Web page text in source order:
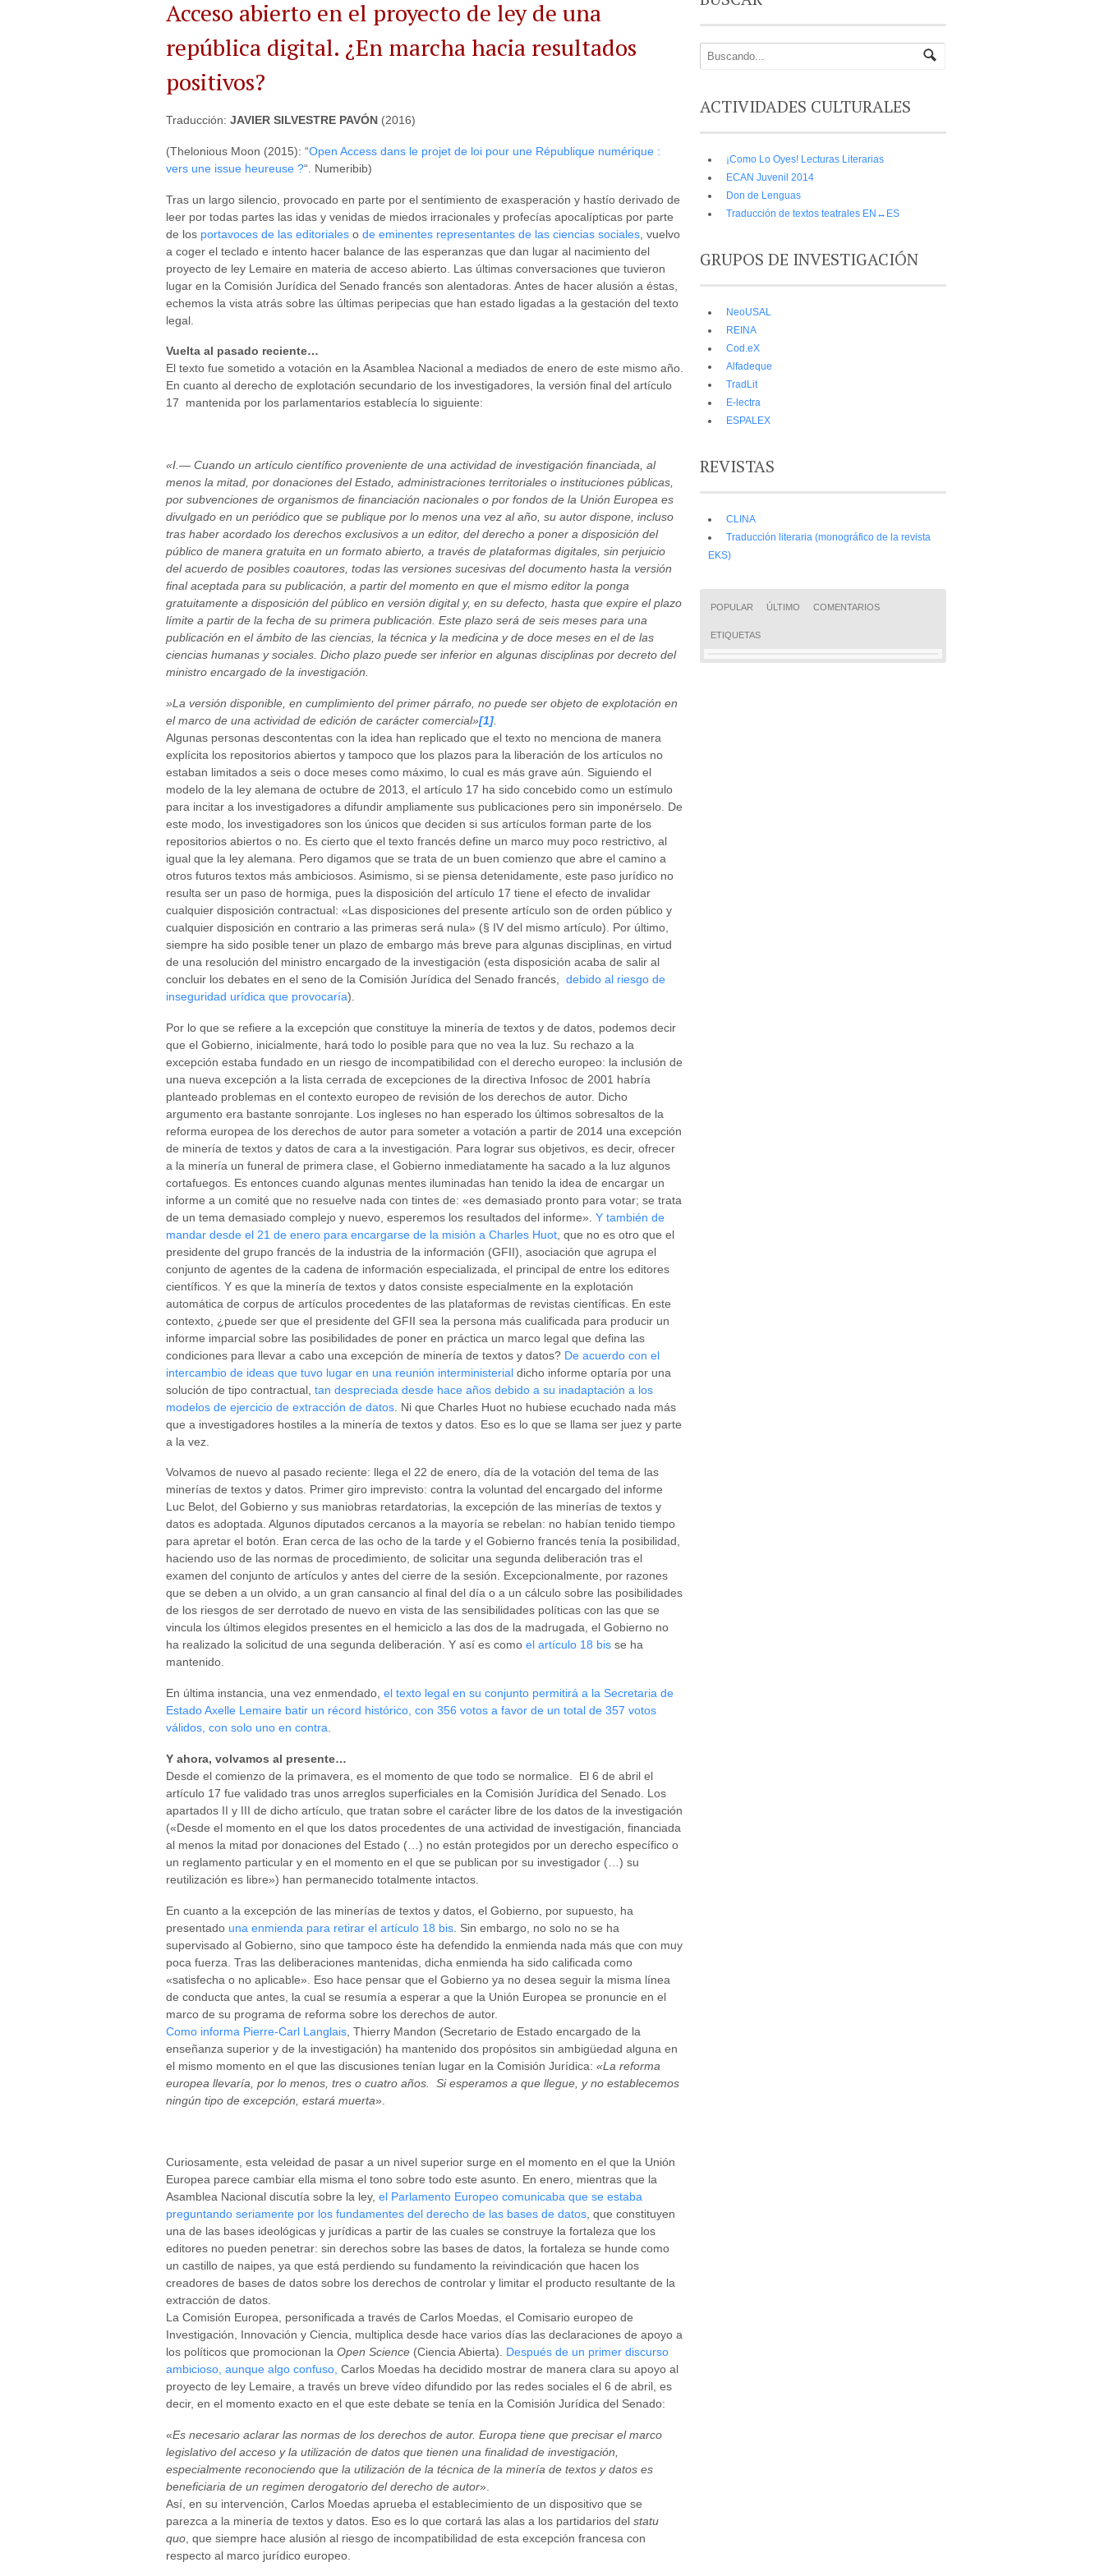
Acceso abierto en el proyecto de ley de una
república digital. ¿En marcha hacia resultados
positivos?
Traducción: JAVIER SILVESTRE PAVÓN (2016)
(Thelonious Moon (2015): “Open Access dans le projet de loi pour une République numérique :
vers une issue heureuse ?“. Numeribib)
Tras un largo silencio, provocado en parte por el sentimiento de exasperación y hastío derivado de
leer por todas partes las idas y venidas de miedos irracionales y profecías apocalípticas por parte
de los portavoces de las editoriales o de eminentes representantes de las ciencias sociales , vuelvo
a coger el teclado e intento hacer balance de las esperanzas que dan lugar al nacimiento del
proyecto de ley Lemaire en materia de acceso abierto. Las últimas conversaciones que tuvieron
lugar en la Comisión Jurídica del Senado francés son alentadoras. Antes de hacer alusión a éstas,
echemos la vista atrás sobre las últimas peripecias que han estado ligadas a la gestación del texto
legal.
Vuelta al pasado reciente…
El texto fue sometido a votación en la Asamblea Nacional a mediados de enero de este mismo año.
En cuanto al derecho de explotación secundario de los investigadores, la versión final del artículo
17 mantenida por los parlamentarios establecía lo siguiente:
«I.— Cuando un artículo científico proveniente de una actividad de investigación financiada, al
menos la mitad, por donaciones del Estado, administraciones territoriales o instituciones públicas,
por subvenciones de organismos de financiación nacionales o por fondos de la Unión Europea es
divulgado en un periódico que se publique por lo menos una vez al año, su autor dispone, incluso
tras haber acordado los derechos exclusivos a un editor, del derecho a poner a disposición del
público de manera gratuita en un formato abierto, a través de plataformas digitales, sin perjuicio
del acuerdo de posibles coautores, todas las versiones sucesivas del documento hasta la versión
final aceptada para su publicación, a partir del momento en que el mismo editor la ponga
gratuitamente a disposición del público en versión digital y, en su defecto, hasta que expire el plazo
límite a partir de la fecha de su primera publicación. Este plazo será de seis meses para una
publicación en el ámbito de las ciencias, la técnica y la medicina y de doce meses en el de las
ciencias humanas y sociales. Dicho plazo puede ser inferior en algunas disciplinas por decreto del
ministro encargado de la investigación.
»La versión disponible, en cumplimiento del primer párrafo, no puede ser objeto de explotación en
el marco de una actividad de edición de carácter comercial»[1]
Algunas personas descontentas con la idea han replicado que el texto no menciona de manera
explícita los repositorios abiertos y tampoco que los plazos para la liberación de los artículos no
estaban limitados a seis o doce meses como máximo, lo cual es más grave aún. Siguiendo el
modelo de la ley alemana de octubre de 2013, el artículo 17 ha sido concebido como un estímulo
para incitar a los investigadores a difundir ampliamente sus publicaciones pero sin imponérselo. De
este modo, los investigadores son los únicos que deciden si sus artículos forman parte de los
repositorios abiertos o no. Es cierto que el texto francés define un marco muy poco restrictivo, al
igual que la ley alemana. Pero digamos que se trata de un buen comienzo que abre el camino a
otros futuros textos más ambiciosos. Asimismo, si se piensa detenidamente, este paso jurídico no
resulta ser un paso de hormiga, pues la disposición del artículo 17 tiene el efecto de invalidar
cualquier disposición contractual: «Las disposiciones del presente artículo son de orden público y
cualquier disposición en contrario a las primeras será nula» (§ IV del mismo artículo). Por último,
siempre ha sido posible tener un plazo de embargo más breve para algunas disciplinas, en virtud
de una resolución del ministro encargado de la investigación (esta disposición acaba de salir al
concluir los debates en el seno de la Comisión Jurídica del Senado francés, debido al riesgo de
inseguridad urídica que provocaría).
Por lo que se refiere a la excepción que constituye la minería de textos y de datos, podemos decir
que el Gobierno, inicialmente, hará todo lo posible para que no vea la luz. Su rechazo a la
excepción estaba fundado en un riesgo de incompatibilidad con el derecho europeo: la inclusión de
una nueva excepción a la lista cerrada de excepciones de la directiva Infosoc de 2001 habría
planteado problemas en el contexto europeo de revisión de los derechos de autor. Dicho
argumento era bastante sonrojante. Los ingleses no han esperado los últimos sobresaltos de la
reforma europea de los derechos de autor para someter a votación a partir de 2014 una excepción
de minería de textos y datos de cara a la investigación. Para lograr sus objetivos, es decir, ofrecer
a la minería un funeral de primera clase, el Gobierno inmediatamente ha sacado a la luz algunos
cortafuegos. Es entonces cuando algunas mentes iluminadas han tenido la idea de encargar un
informe a un comité que no resuelve nada con tintes de: «es demasiado pronto para votar; se trata
de un tema demasiado complejo y nuevo, esperemos los resultados del informe». Y también de
mandar desde el 21 de enero para encargarse de la misión a Charles Huot , que no es otro que el
presidente del grupo francés de la industria de la información (GFII), asociación que agrupa el
conjunto de agentes de la cadena de información especializada, el principal de entre los editores
científicos. Y es que la minería de textos y datos consiste especialmente en la explotación
automática de corpus de artículos procedentes de las plataformas de revistas científicas. En este
contexto, ¿puede ser que el presidente del GFII sea la persona más cualificada para producir un
informe imparcial sobre las posibilidades de poner en práctica un marco legal que defina las
condiciones para llevar a cabo una excepción de minería de textos y datos? De acuerdo con el
intercambio de ideas que tuvo lugar en una reunión interministerial dicho informe optaría por una
solución de tipo contractual, tan despreciada desde hace años debido a su inadaptación a los
modelos de ejercicio de extracción de datos . Ni que Charles Huot no hubiese ecuchado nada más
que a investigadores hostiles a la minería de textos y datos. Eso es lo que se llama ser juez y parte
a la vez.
Volvamos de nuevo al pasado reciente: llega el 22 de enero, día de la votación del tema de las
minerías de textos y datos. Primer giro imprevisto: contra la voluntad del encargado del informe
Luc Belot, del Gobierno y sus maniobras retardatorias, la excepción de las minerías de textos y
datos es adoptada. Algunos diputados cercanos a la mayoría se rebelan: no habían tenido tiempo
para apretar el botón. Eran cerca de las ocho de la tarde y el Gobierno francés tenía la posibilidad,
haciendo uso de las normas de procedimiento, de solicitar una segunda deliberación tras el
examen del conjunto de artículos y antes del cierre de la sesión. Excepcionalmente, por razones
que se deben a un olvido, a un gran cansancio al final del día o a un cálculo sobre las posibilidades
de los riesgos de ser derrotado de nuevo en vista de las sensibilidades políticas con las que se
vincula los últimos elegidos presentes en el hemiciclo a las dos de la madrugada, el Gobierno no
ha realizado la solicitud de una segunda deliberación. Y así es como el artículo 18 bis se ha
mantenido.
En última instancia, una vez enmendado, el texto legal en su conjunto permitirá a la Secretaria de
Estado Axelle Lemaire batir un récord histórico, con 356 votos a favor de un total de 357 votos
válidos, con solo uno en contra
Y ahora, volvamos al presente…
Desde el comienzo de la primavera, es el momento de que todo se normalice. El 6 de abril el
artículo 17 fue validado tras unos arreglos superficiales en la Comisión Jurídica del Senado. Los
apartados II y III de dicho artículo, que tratan sobre el carácter libre de los datos de la investigación
(«Desde el momento en el que los datos procedentes de una actividad de investigación, financiada
al menos la mitad por donaciones del Estado (…) no están protegidos por un derecho específico o
un reglamento particular y en el momento en el que se publican por su investigador (…) su
reutilización es libre») han permanecido totalmente intactos.
En cuanto a la excepción de las minerías de textos y datos, el Gobierno, por supuesto, ha
presentado una enmienda para retirar el artículo 18 bis . Sin embargo, no solo no se ha
supervisado al Gobierno, sino que tampoco éste ha defendido la enmienda nada más que con muy
poca fuerza. Tras las deliberaciones mantenidas, dicha enmienda ha sido calificada como
«satisfecha o no aplicable». Eso hace pensar que el Gobierno ya no desea seguir la misma línea
de conducta que antes, la cual se resumía a esperar a que la Unión Europea se pronuncie en el
marco de su programa de reforma sobre los derechos de autor.
Como informa Pierre-Carl Langlais , Thierry Mandon (Secretario de Estado encargado de la
enseñanza superior y de la investigación) ha mantenido dos propósitos sin ambigüedad alguna en
el mismo momento en el que las discusiones tenían lugar en la Comisión Jurídica: «La reforma
europea llevaría, por lo menos, tres o cuatro años. Si esperamos a que llegue, y no establecemos
ningún tipo de excepción, estará muerta».
Curiosamente, esta veleidad de pasar a un nivel superior surge en el momento en el que la Unión
Europea parece cambiar ella misma el tono sobre todo este asunto. En enero, mientras que la
Asamblea Nacional discutía sobre la ley, el Parlamento Europeo comunicaba que se estaba
preguntando seriamente por los fundamentes del derecho de las bases de datos, que constituyen
una de las bases ideológicas y jurídicas a partir de las cuales se construye la fortaleza que los
editores no pueden penetrar: sin derechos sobre las bases de datos, la fortaleza se hunde como
un castillo de naipes, ya que está perdiendo su fundamento la reivindicación que hacen los
creadores de bases de datos sobre los derechos de controlar y limitar el producto resultante de la
extracción de datos.
La Comisión Europea, personificada a través de Carlos Moedas, el Comisario europeo de
Investigación, Innovación y Ciencia, multiplica desde hace varios días las declaraciones de apoyo a
los políticos que promocionan la Open Science (Ciencia Abierta). Después de un primer discurso
ambicioso, aunque algo confuso, Carlos Moedas ha decidido mostrar de manera clara su apoyo al
proyecto de ley Lemaire, a través un breve vídeo difundido por las redes sociales el 6 de abril, es
decir, en el momento exacto en el que este debate se tenía en la Comisión Jurídica del Senado:
«Es necesario aclarar las normas de los derechos de autor. Europa tiene que precisar el marco
legislativo del acceso y la utilización de datos que tienen una finalidad de investigación,
especialmente reconociendo que la utilización de la técnica de la minería de textos y datos es
beneficiaria de un regimen derogatorio del derecho de autor».
Así, en su intervención, Carlos Moedas aprueba el establecimiento de un dispositivo que se
parezca a la minería de textos y datos. Eso es lo que cortará las alas a los partidarios del statu
quo , que siempre hace alusión al riesgo de incompatibilidad de esta excepción francesa con
respecto al marco jurídico europeo.
ACTIVIDADES CULTURALES
¡Como Lo Oyes! Lecturas Literarias
ECAN Juvenil 2014
Don de Lenguas
Traducción de textos teatrales EN↔ES
GRUPOS DE INVESTIGACIÓN
NeoUSAL
REINA
Cod.eX
Alfadeque
TradLit
E-lectra
ESPALEX
REVISTAS
CLINA
Traducción literaria (monográfico de la revista
EKS)
POPULAR ÚLTIMO COMENTARIOS
ETIQUETAS